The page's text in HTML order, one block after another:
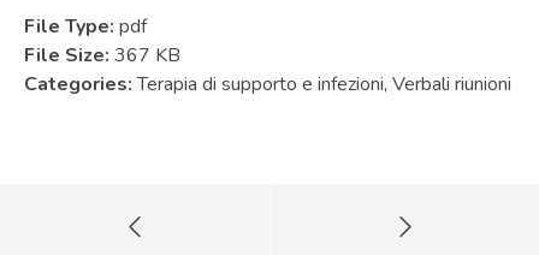
File Type: pdf
File Size: 367 KB
Categories:Terapia di supporto e infezioni, Verbali riunioni